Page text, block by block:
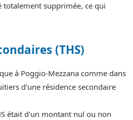
totalement supprimée, ce qui
(THS)
à Poggio-Mezzana comme dans
d'une résidence secondaire
était d'un montant nul ou non